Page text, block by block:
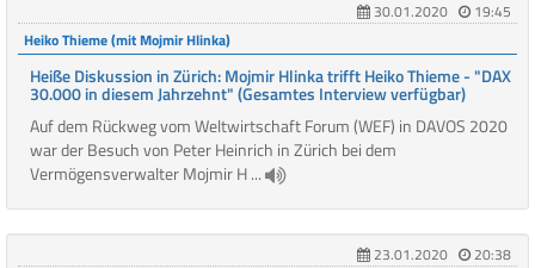
30.01.2020
19:45
Heiko Thieme (mit Mojmir Hlinka)
Heiße Diskussion in Zürich: Mojmir Hlinka trifft Heiko Thieme - "DAX
30.000 in diesem Jahrzehnt" (Gesamtes Interview verfügbar)
Auf dem Rückweg vom Weltwirtschaft Forum (WEF) in DAVOS 2020
war der Besuch von Peter Heinrich in Zürich bei dem
Vermögensverwalter Mojmir H ...
23.01.2020
20:38